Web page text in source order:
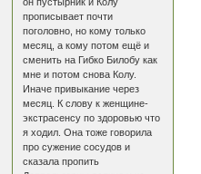
прописывает почти
поголовно, но кому только
месяц, а кому потом ещё и
сменить на Гибко Билобу как
мне и потом снова Колу.
Иначе привыкание через
месяц. К слову к женщине-
экстрасенсу по здоровью что
я ходил. Она тоже говорила
про сужение сосудов и
сказала пропить